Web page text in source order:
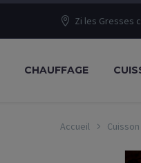
Zi les Gresses
CHAUFFAGE
Accueil Cuisson